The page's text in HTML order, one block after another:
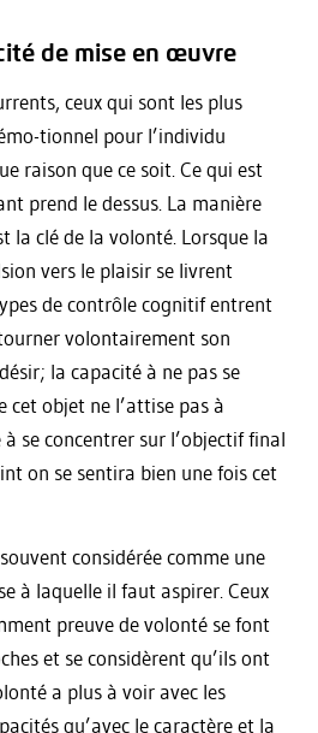
de mise en œuvre
ceux qui sont les plus
tionnel pour l’individu
raison que ce soit. Ce qui est
prend le dessus. La manière
la clé de la volonté. Lorsque la
vers le plaisir se livrent
de contrôle cognitif entrent
volontairement son
la capacité à ne pas se
cet objet ne l’attise pas à
se concentrer sur l’objectif final
on se sentira bien une fois cet
considérée comme une
à laquelle il faut aspirer. Ceux
preuve de volonté se font
et se considèrent qu’ils ont
a plus à voir avec les
qu’avec le caractère et la